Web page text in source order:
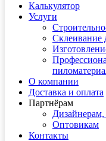
Калькулятор
Услуги
Склеивание
О компании
Доставка и оплата
Партнёрам
Дизайнерам,
Оптовикам
Контакты